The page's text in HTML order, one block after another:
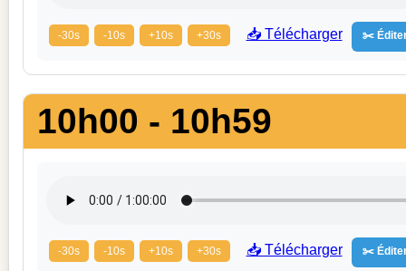
-30s -10s +10s +30s 📥 Télécharger ✂️
10h00 - 10h59
-30s -10s +10s +30s 📥 Télécharger ✂️